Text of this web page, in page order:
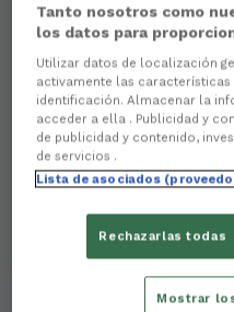
Cristóbal Parralo-
Tanto nosotros como
los datos para
Utilizar datos de localización
activamente las
identificación. Almacenar la
acceder a ella . Publicidad y
de publicidad y contenido,
de servicios .
Lista de asociados
Rechazarlas todas
Mostrar